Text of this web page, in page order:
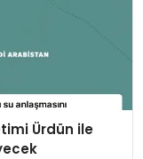
Ürdün ile